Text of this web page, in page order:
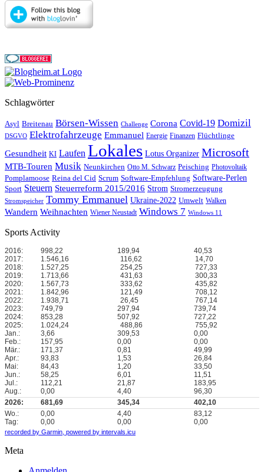
Schlagwörter
Asyl Breitenau Börsen-Wissen Challenge Corona Covid-19 Domizil
DSGVO Elektrofahrzeuge Emmanuel Energie Finanzen Flüchtlinge
Gesundheit KI Laufen Lokales Lotus Organizer Microsoft
MTB-Touren Musik Neunkirchen Otto M. Schwarz Peisching Photovoltaik
Pomplamoose Reina del Cid Scrum Software-Empfehlung Software-Perlen
Sport Steuern Steuerreform 2015/2016 Strom Stromerzeugung
Stromspeicher Tommy Emmanuel Ukraine-2022 Umwelt Walken
Wandern Weihnachten Wiener Neustadt Windows 7 Windows 11
Sports Activity
2016: 998,22 189,94
40,53
2017:
1.546,16 116,62
14,70
2018:
1.527,25 254,25
727,33
2019:
1.713,66 431,63
300,33
2020:
1.567,73 333,62
435,82
2021:
1.842,96 121,49
708,12
2022:
1.938,71 26,45
767,14
2023:
749,79 297,94
739,74
2024:
853,28 507,92
727,22
2025:
1.024,24 488,86
755,92
Jan.:
3,66 309,53
0,00
Feb.:
157,95 0,00
0,00
Mär.:
171,37 0,81
49,99
Apr.:
93,83 1,53
26,84
Mai:
84,43 1,20
33,50
Jun.:
58,25 6,01
11,51
Jul.:
112,21 21,87
183,95
Aug.:
0,00 4,40
96,30
2026:
681,69 345,34
402,10
Wo.:
0,00 4,40
83,12
Tag:
0,00 0,00 0,00
recorded by Garmin, powered by intervals.icu
Meta